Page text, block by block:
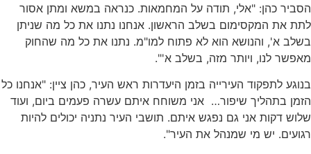
הסביר כהן: "אלי, תודה על המחמאות. כנראה במשא ומתן אסור
לתת את המקסימום בשלב הראשון. אנחנו נתנו את כל מה שניתן
בשלב א', והנושא הוא לא פתוח למו"מ. נתנו את כל מה שהחוק
מאפשר לנו, ויותר מזה, בשלב א'".
בנוגע לתפקוד העירייה בזמן היעדרות ראש העיר, כהן ציין: "אנחנו כל
הזמן בתהליך שיפור… אני משוחח איתם עשרה פעמים ביום, ועוד
שלוש דקות אני גם נפגש איתם. תושבי העיר נתניה יכולים להיות
רגועים. יש מי שמנהל את העיר".